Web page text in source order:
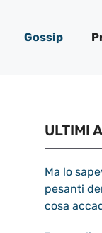
Gossip
ULTIMI
Ma lo
pesanti
cosa